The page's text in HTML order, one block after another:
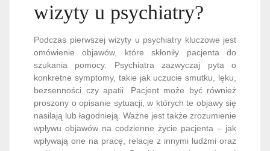
wizyty u psychiatry?
Podczas pierwszej wizyty u psychiatry kluczowe jest
omówienie objawów, które skłoniły pacjenta do
szukania pomocy. Psychiatra zazwyczaj pyta o
konkretne symptomy, takie jak uczucie smutku, lęku,
bezsenności czy apatii. Pacjent może być również
proszony o opisanie sytuacji, w których te objawy się
nasilają lub łagodnieją. Ważne jest także zrozumienie
wpływu objawów na codzienne życie pacjenta – jak
wpływają one na pracę, relacje z innymi ludźmi oraz